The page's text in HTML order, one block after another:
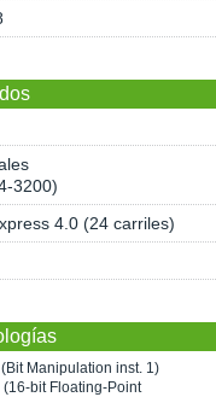
3200)
4.0 (24 carriles)
(Bit Manipulation inst. 1)
(16-bit Floating-Point